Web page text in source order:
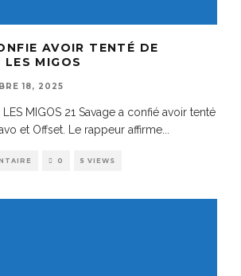
AVOIR TENTÉ DE
LES MIGOS
18, 2025
LES MIGOS 21 Savage a confié avoir tenté
et Offset. Le rappeur affirme
0 5 VIEWS